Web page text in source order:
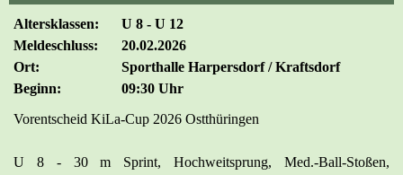
Altersklassen:
U 8 - U 12
Meldeschluss:
20.02.2026
Ort:
Sporthalle Harpersdorf / Kraftsdorf
Beginn:
09:30 Uhr
Vorentscheid KiLa-Cup 2026 Ostthüringen
U 8 - 30 m Sprint, Hochweitsprung, Med.-Ball-Stoßen,